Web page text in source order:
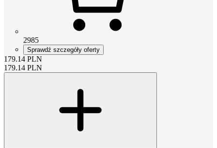
2985
Sprawdź szczegóły oferty
179.14 PLN
179.14 PLN